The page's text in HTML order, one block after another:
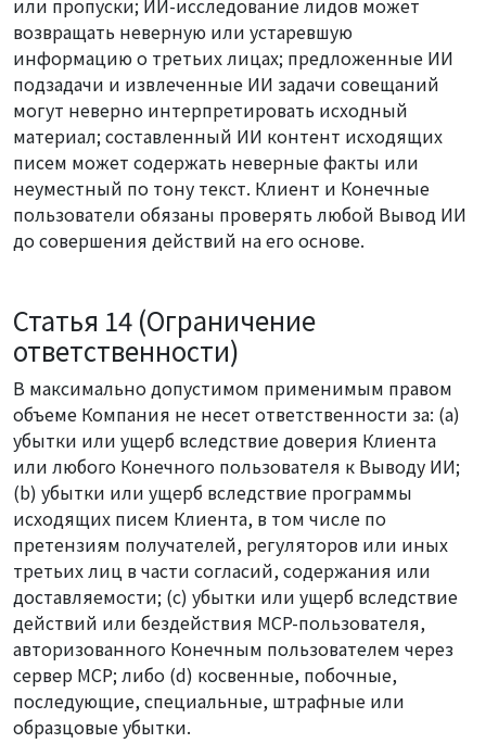
или пропуски; ИИ-исследование лидов может
возвращать неверную или устаревшую
информацию о третьих лицах; предложенные ИИ
подзадачи и извлеченные ИИ задачи совещаний
могут неверно интерпретировать исходный
материал; составленный ИИ контент исходящих
писем может содержать неверные факты или
неуместный по тону текст. Клиент и Конечные
пользователи обязаны проверять любой Вывод ИИ
до совершения действий на его основе.
Статья 14 (Ограничение
ответственности)
В максимально допустимом применимым правом
объеме Компания не несет ответственности за: (a)
убытки или ущерб вследствие доверия Клиента
или любого Конечного пользователя к Выводу ИИ;
(b) убытки или ущерб вследствие программы
исходящих писем Клиента, в том числе по
претензиям получателей, регуляторов или иных
третьих лиц в части согласий, содержания или
доставляемости; (c) убытки или ущерб вследствие
действий или бездействия MCP-пользователя,
авторизованного Конечным пользователем через
сервер MCP; либо (d) косвенные, побочные,
последующие, специальные, штрафные или
образцовые убытки.